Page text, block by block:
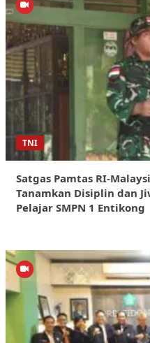
TNI
Satgas Pamtas RI-
Tanamkan Disiplin dan
Pelajar SMPN 1 Entikong